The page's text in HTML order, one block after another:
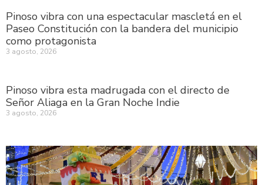
Pinoso vibra con una espectacular mascletá en el
Paseo Constitución con la bandera del municipio
como protagonista
3 agosto, 2026
Pinoso vibra esta madrugada con el directo de
Señor Aliaga en la Gran Noche Indie
3 agosto, 2026